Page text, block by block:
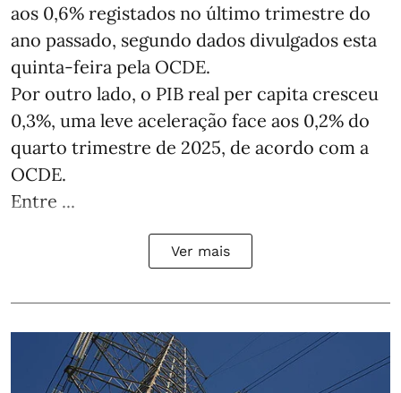
aos 0,6% registados no último trimestre do
ano passado, segundo dados divulgados esta
quinta-feira pela OCDE.
Por outro lado, o PIB real per capita cresceu
0,3%, uma leve aceleração face aos 0,2% do
quarto trimestre de 2025, de acordo com a
OCDE.
Entre ...
Ver mais